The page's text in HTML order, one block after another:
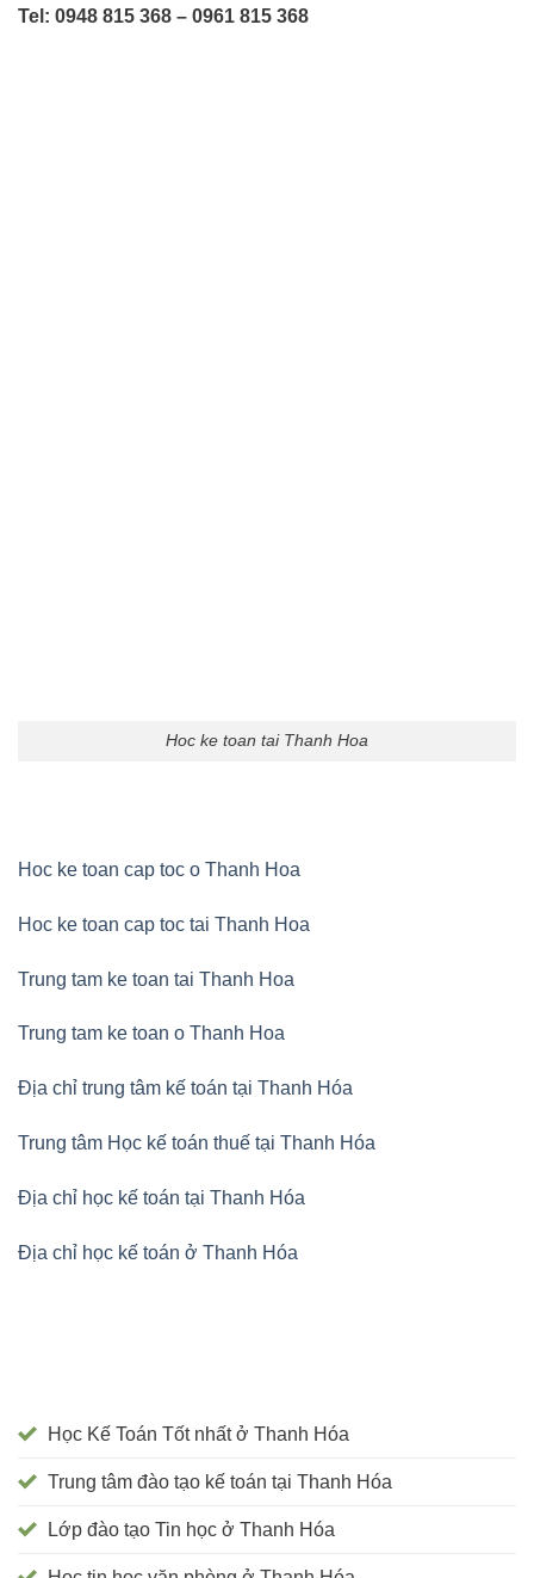
Tel: 0948 815 368 – 0961 815 368
Hoc ke toan tai Thanh Hoa
Hoc ke toan cap toc o Thanh Hoa
Hoc ke toan cap toc tai Thanh Hoa
Trung tam ke toan tai Thanh Hoa
Trung tam ke toan o Thanh Hoa
Địa chỉ trung tâm kế toán tại Thanh Hóa
Trung tâm Học kế toán thuế tại Thanh Hóa
Địa chỉ học kế toán tại Thanh Hóa
Địa chỉ học kế toán ở Thanh Hóa
Học Kế Toán Tốt nhất ở Thanh Hóa
Trung tâm đào tạo kế toán tại Thanh Hóa
Lớp đào tạo Tin học ở Thanh Hóa